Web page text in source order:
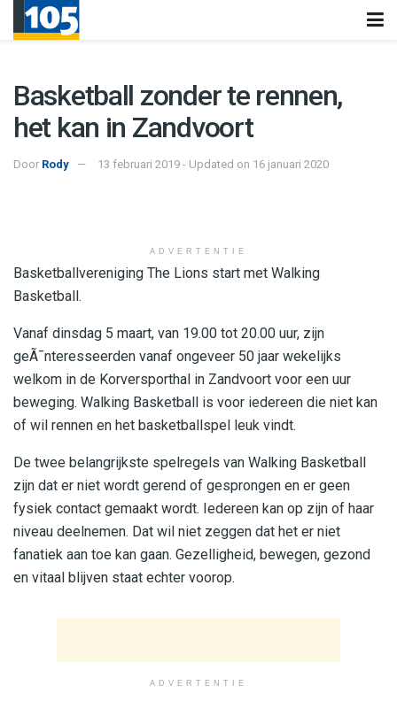
Basketball zonder te rennen,
het kan in Zandvoort
Door Rody 13 februari 2019 - Updated on 16 januari 2020
ADVERTENTIE
Basketballvereniging The Lions start met Walking
Basketball.
Vanaf dinsdag 5 maart, van 19.00 tot 20.00 uur, zijn
geÃ¯nteresseerden vanaf ongeveer 50 jaar wekelijks
welkom in de Korversporthal in Zandvoort voor een uur
beweging. Walking Basketball is voor iedereen die niet kan
of wil rennen en het basketballspel leuk vindt.
De twee belangrijkste spelregels van Walking Basketball
zijn dat er niet wordt gerend of gesprongen en er geen
fysiek contact gemaakt wordt. Iedereen kan op zijn of haar
niveau deelnemen. Dat wil niet zeggen dat het er niet
fanatiek aan toe kan gaan. Gezelligheid, bewegen, gezond
en vitaal blijven staat echter voorop.
ADVERTENTIE